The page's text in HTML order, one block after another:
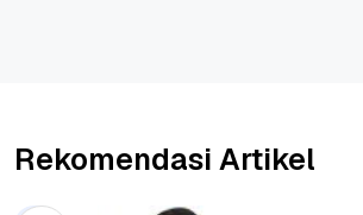
Rekomendasi Artikel